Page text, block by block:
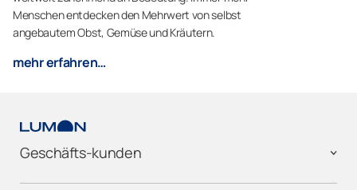
Menschen entdecken den Mehrwert von selbst
angebautem Obst, Gemüse und Kräutern.
mehr erfahren…
Geschäfts-kunden